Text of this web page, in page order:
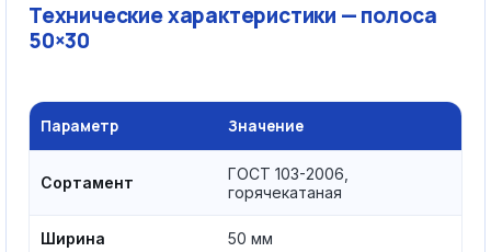
Технические характеристики — полоса
50×30
Параметр Значение
Сортамент
ГОСТ 103-2006,
горячекатаная
Ширина 50 мм